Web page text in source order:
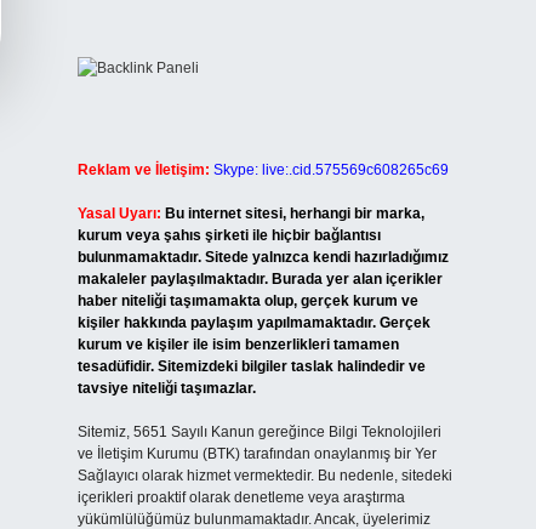
Reklam ve İletişim: Skype: live:.cid.575569c608265c69
Yasal Uyarı: Bu internet sitesi, herhangi bir marka,
kurum veya şahıs şirketi ile hiçbir bağlantısı
bulunmamaktadır. Sitede yalnızca kendi hazırladığımız
makaleler paylaşılmaktadır. Burada yer alan içerikler
haber niteliği taşımamakta olup, gerçek kurum ve
kişiler hakkında paylaşım yapılmamaktadır. Gerçek
kurum ve kişiler ile isim benzerlikleri tamamen
tesadüfidir. Sitemizdeki bilgiler taslak halindedir ve
tavsiye niteliği taşımazlar.
Sitemiz, 5651 Sayılı Kanun gereğince Bilgi Teknolojileri
ve İletişim Kurumu (BTK) tarafından onaylanmış bir Yer
Sağlayıcı olarak hizmet vermektedir. Bu nedenle, sitedeki
içerikleri proaktif olarak denetleme veya araştırma
yükümlülüğümüz bulunmamaktadır. Ancak, üyelerimiz